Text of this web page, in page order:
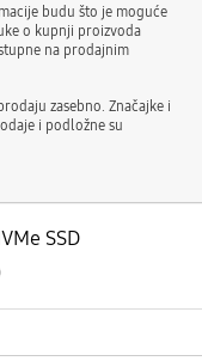
budu što je moguće
o kupnji proizvoda
na prodajnim
zasebno. Značajke i
i podložne su
SSD